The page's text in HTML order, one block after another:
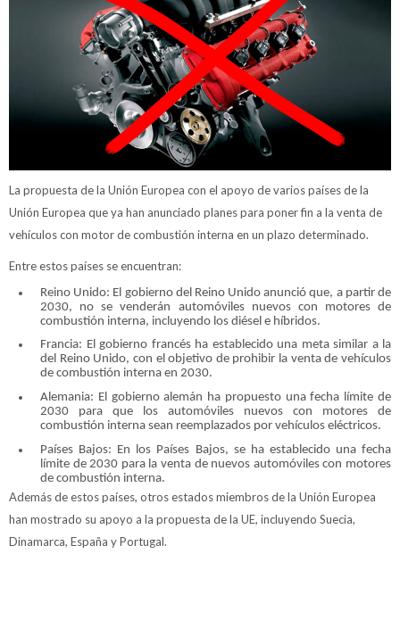
La propuesta de la Unión Europea con el apoyo de varios países de la
Unión Europea que ya han anunciado planes para poner fin a la venta de
vehículos con motor de combustión interna en un plazo determinado.
Entre estos países se encuentran:
Reino Unido: El gobierno del Reino Unido anunció que, a partir de
2030, no se venderán automóviles nuevos con motores de
combustión interna, incluyendo los diésel e híbridos.
Francia: El gobierno francés ha establecido una meta similar a la
del Reino Unido, con el objetivo de prohibir la venta de vehículos
de combustión interna en 2030.
Alemania: El gobierno alemán ha propuesto una fecha límite de
2030 para que los automóviles nuevos con motores de
combustión interna sean reemplazados por vehículos eléctricos.
Países Bajos: En los Países Bajos, se ha establecido una fecha
límite de 2030 para la venta de nuevos automóviles con motores
de combustión interna.
Además de estos países, otros estados miembros de la Unión Europea
han mostrado su apoyo a la propuesta de la UE, incluyendo Suecia,
Dinamarca, España y Portugal.